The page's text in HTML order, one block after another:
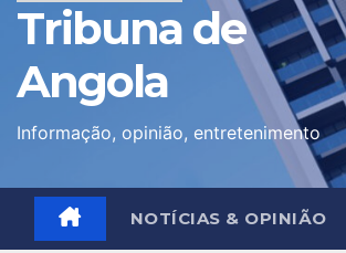
Tribuna de
Angola
Informação, opinião, entretenimento
NOTÍCIAS & OPINIÃO